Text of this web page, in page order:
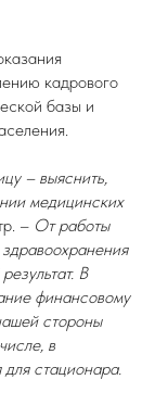
кадрового
базы и
– выяснить,
медицинских
– От работы
В
финансовому
стороны
в
стационара.